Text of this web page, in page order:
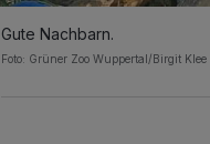
Gute Nachbarn.
Foto: Grüner Zoo Wuppertal/Birgit Klee